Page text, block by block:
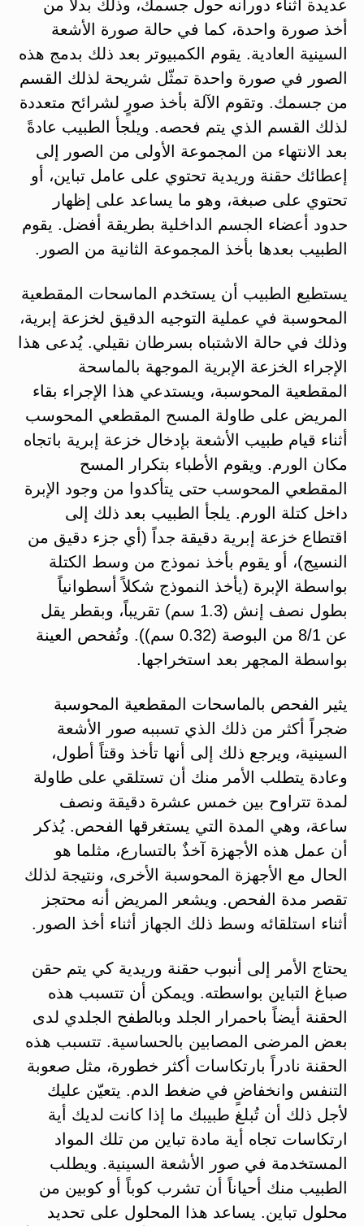
عديدة أثناء دورانه حول جسمك، وذلك بدلاً من
أخذ صورة واحدة، كما في حالة صورة الأشعة
السينية العادية. يقوم الكمبيوتر بعد ذلك بدمج هذه
الصور في صورة واحدة تمثّل شريحة لذلك القسم
من جسمك. وتقوم الآلة بأخذ صورٍ لشرائح متعددة
لذلك القسم الذي يتم فحصه. ويلجأ الطبيب عادةً
بعد الانتهاء من المجموعة الأولى من الصور إلى
إعطائك حقنة وريدية تحتوي على عامل تباين، أو
تحتوي على صبغة، وهو ما يساعد على إظهار
حدود أعضاء الجسم الداخلية بطريقة أفضل. يقوم
الطبيب بعدها بأخذ المجموعة الثانية من الصور.
يستطيع الطبيب أن يستخدم الماسحات المقطعية
المحوسبة في عملية التوجيه الدقيق لخزعة إبرية،
وذلك في حالة الاشتباه بسرطان نقيلي. يُدعى هذا
الإجراء الخزعة الإبرية الموجهة بالماسحة
المقطعية المحوسبة، ويستدعي هذا الإجراء بقاء
المريض على طاولة المسح المقطعي المحوسب
أثناء قيام طبيب الأشعة بإدخال خزعة إبرية باتجاه
مكان الورم. ويقوم الأطباء بتكرار المسح
المقطعي المحوسب حتى يتأكدوا من وجود الإبرة
داخل كتلة الورم. يلجأ الطبيب بعد ذلك إلى
اقتطاع خزعة إبرية دقيقة جداً (أي جزء دقيق من
النسيج)، أو يقوم بأخذ نموذج من وسط الكتلة
بواسطة الإبرة (يأخذ النموذج شكلاً أسطوانياً
بطول نصف إنش (1.3 سم) تقريباً، وبقطر يقل
عن 8/1 من البوصة (0.32 سم)). وتُفحص العينة
بواسطة المجهر بعد استخراجها.
يثير الفحص بالماسحات المقطعية المحوسبة
ضجراً أكثر من ذلك الذي تسببه صور الأشعة
السينية، ويرجع ذلك إلى أنها تأخذ وقتاً أطول،
وعادة يتطلب الأمر منك أن تستلقي على طاولة
لمدة تتراوح بين خمس عشرة دقيقة ونصف
ساعة، وهي المدة التي يستغرقها الفحص. يُذكر
أن عمل هذه الأجهزة آخذٌ بالتسارع، مثلما هو
الحال مع الأجهزة المحوسبة الأخرى، ونتيجة لذلك
تقصر مدة الفحص. ويشعر المريض أنه محتجز
أثناء استلقائه وسط ذلك الجهاز أثناء أخذ الصور.
يحتاج الأمر إلى أنبوب حقنة وريدية كي يتم حقن
صباغ التباين بواسطته. ويمكن أن تتسبب هذه
الحقنة أيضاً باحمرار الجلد وبالطفح الجلدي لدى
بعض المرضى المصابين بالحساسية. تتسبب هذه
الحقنة نادراً بارتكاسات أكثر خطورة، مثل صعوبة
التنفس وانخفاضٍ في ضغط الدم. يتعيّن عليك
لأجل ذلك أن تُبلغ طبيبك ما إذا كانت لديك أية
ارتكاسات تجاه أية مادة تباين من تلك المواد
المستخدمة في صور الأشعة السينية. ويطلب
الطبيب منك أحياناً أن تشرب كوباً أو كوبين من
محلول تباين. يساعد هذا المحلول على تحديد